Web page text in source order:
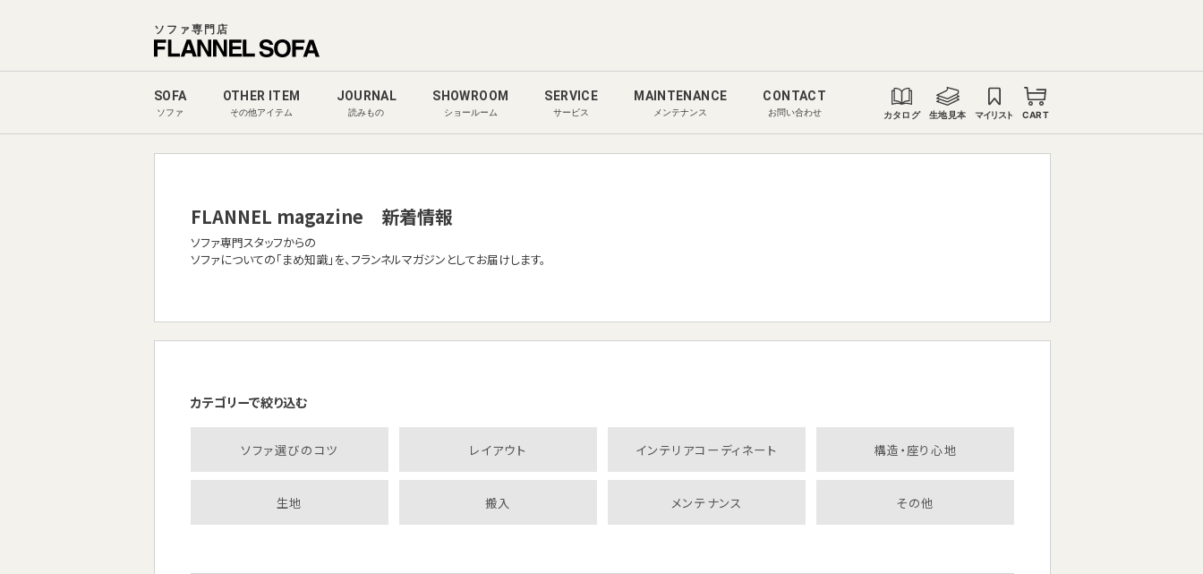
ソファ専門店
SOFA
ソファ
OTHER ITEM
その他アイテム
JOURNAL
読みもの
SHOWROOM
ショールーム
SERVICE
サービス
MAINTENANCE
メンテナンス
CONTACT
お問い合わせ カタログ 生地見本 マイリスト CART
FLANNEL magazine 新着情報
ソファ専門スタッフからの
ソファについての「まめ知識」を、フランネルマガジンとしてお届けします。
カテゴリーで絞り込む
ソファ選びのコツ レイアウト インテリアコーディネート 構造・座り心地
生地 搬入 メンテナンス その他